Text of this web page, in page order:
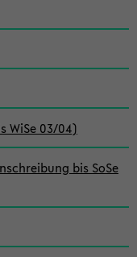
WiSe 03/04)
bis SoSe